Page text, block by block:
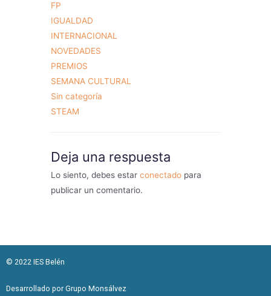
FP
IGUALDAD
INTERNACIONAL
NOVEDADES
PREMIOS
SEMANA CULTURAL
Sin categoría
STEAM
Deja una respuesta
Lo siento, debes estar conectado para
publicar un comentario.
© 2022 IES Belén
Desarrollado por Grupo Monsálvez​